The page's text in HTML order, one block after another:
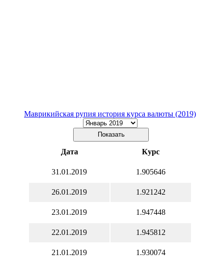
Маврикийская рупия история курса валюты (2019)
Дата Курс
31.01.2019 1.905646
26.01.2019 1.921242
23.01.2019 1.947448
22.01.2019 1.945812
21.01.2019 1.930074